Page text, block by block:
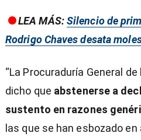
LEA MÁS:Silencio de
Rodrigo Chaves desata
“La Procuraduría General de
dicho que abstenerse a
sustento en razones
las que se han esbozado